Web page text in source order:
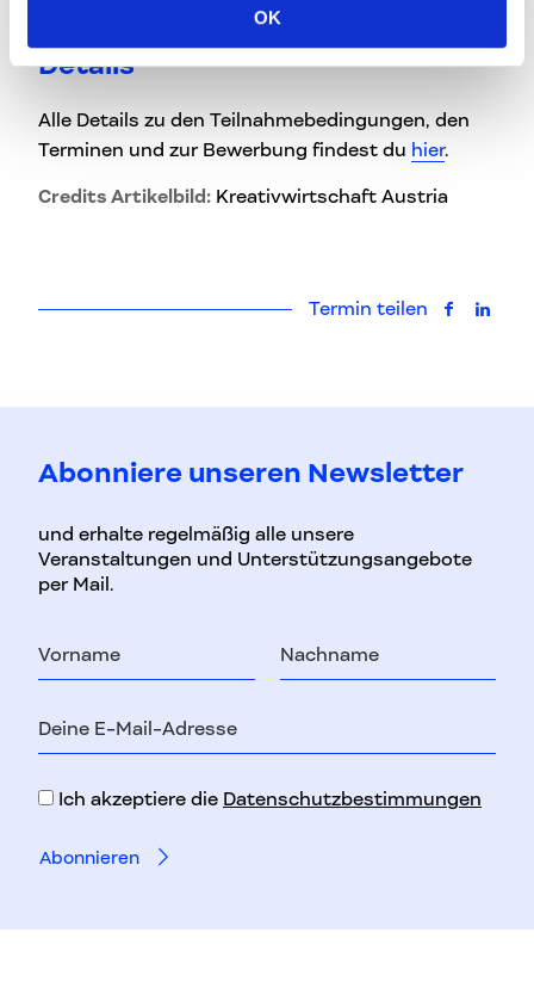
OK
Details
Alle Details zu den Teilnahmebedingungen, den
Terminen und zur Bewerbung findest du hier.
Credits Artikelbild: Kreativwirtschaft Austria
Termin teilen auf auf
Abonniere unseren Newsletter
und erhalte regelmäßig alle unsere
Veranstaltungen und Unterstützungsangebote
per Mail.
Nachname
Mail-
Ich akzeptiere die Datenschutzbestimmungen